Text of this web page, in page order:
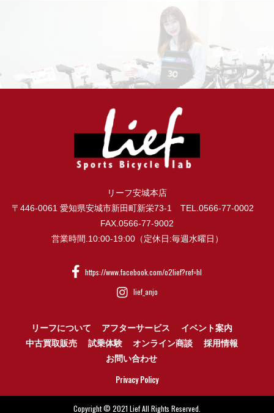
リーフ安城本店
〒446-0061 愛知県安城市新田町新栄73-1 TEL.0566-77-0002
FAX.0566-77-9002
営業時間.10:00-19:00（定休日:毎週水曜日）
https://www.facebook.com/o2lief?ref=hl
lief_anjo
リーフについて アフターサービス
イベント案内
中古買取販売
試乗体験 オンライン商談
採用情報
お問い合わせ
Privacy Policy
Copyright © 2021 Lief All Rights Reserved.